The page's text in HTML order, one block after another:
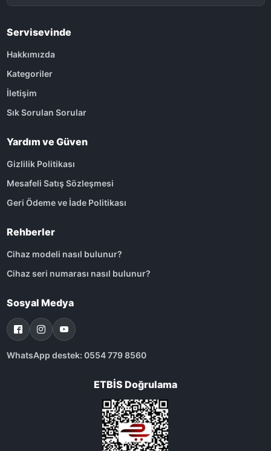
Servisevinde
Hakkımızda
Kategoriler
İletişim
Sık Sorulan Sorular
Yardım ve Güven
Gizlilik Politikası
Mesafeli Satış Sözleşmesi
Geri Ödeme ve İade Politikası
Rehberler
Cihaz modeli nasıl bulunur?
Cihaz seri numarası nasıl bulunur?
Sosyal Medya
WhatsApp destek: 0554 779 8560
ETBİS Doğrulama